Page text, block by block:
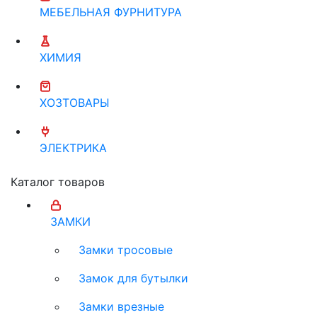
МЕБЕЛЬНАЯ ФУРНИТУРА
ХИМИЯ
ХОЗТОВАРЫ
ЭЛЕКТРИКА
Каталог товаров
ЗАМКИ
Замки тросовые
Замок для бутылки
Замки врезные